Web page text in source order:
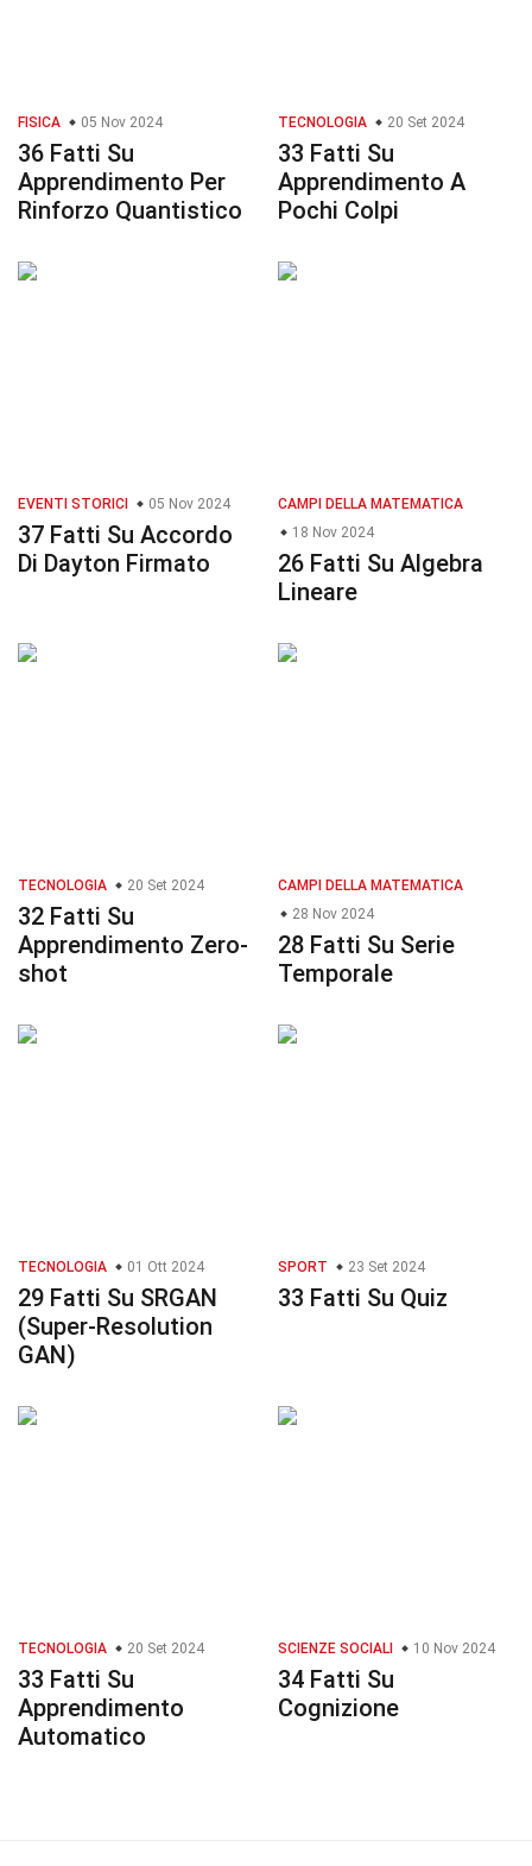
FISICA 05 Nov 2024
36 Fatti Su
Apprendimento Per
Rinforzo Quantistico
TECNOLOGIA 20 Set 2024
33 Fatti Su
Apprendimento A
Pochi Colpi
EVENTI STORICI 05 Nov 2024
37 Fatti Su Accordo
Di Dayton Firmato
CAMPI DELLA MATEMATICA
18 Nov 2024
26 Fatti Su Algebra
Lineare
TECNOLOGIA 20 Set 2024
32 Fatti Su
Apprendimento Zero-
shot
CAMPI DELLA MATEMATICA
28 Nov 2024
28 Fatti Su Serie
Temporale
TECNOLOGIA 01 Ott 2024
29 Fatti Su SRGAN
(Super-Resolution
GAN)
SPORT 23 Set 2024
33 Fatti Su Quiz
TECNOLOGIA 20 Set 2024
33 Fatti Su
Apprendimento
Automatico
SCIENZE SOCIALI 10 Nov 2024
34 Fatti Su
Cognizione